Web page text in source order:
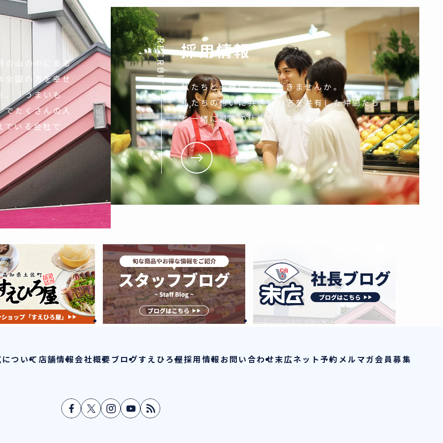
の山の中にある
全国の方を幸せ
、「うまいも
でたくさんの人
ている会社で
RECRUIT 採用情報
私たちと一緒に末広で働きませんか。
私たちの想いに共感し。志を共有した仲間たち
と一緒に最高の仕事をしてみませんか
ついて 店舗情報会社概要ブログすえひろ屋採用情報お問い合わせ末広ネット予約 メルマガ会員募集